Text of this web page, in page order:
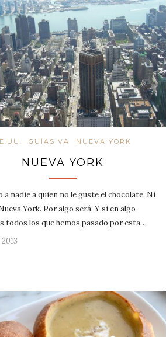
GUÍAS VA NUEVA YORK
NUEVA YORK
a nadie a quien no le guste el chocolate. Ni
York. Por algo será. Y si en algo
todos los que hemos pasado por esta…